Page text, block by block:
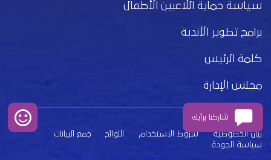
سياسة حماية اللاعبين الأطفال
برامج تطوير الأندية
كلمة الرئيس
مجلس الإدارة
بيان الخصوصية شروط الاستخدام اللوائح
جمع البيانات
سياسة الجودة
شاركنا برأيك